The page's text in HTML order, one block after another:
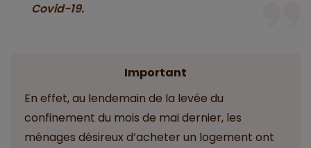
Covid-19.
Important
En effet, au lendemain de la levée du
confinement du mois de mai dernier, les
ménages désireux d’acheter un logement ont